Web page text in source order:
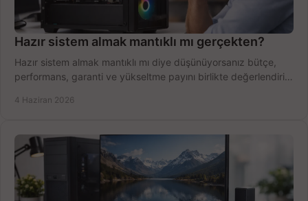
Hazır sistem almak mantıklı mı gerçekten?
Hazır sistem almak mantıklı mı diye düşünüyorsanız bütçe,
performans, garanti ve yükseltme payını birlikte değerlendirin,
4 Haziran 2026